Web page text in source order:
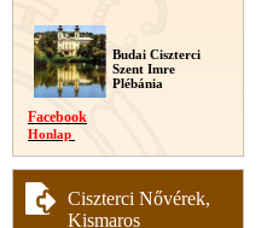
Budai Ciszterci
Szent Imre
Plébánia
Facebook
Honlap
Ciszterci Nővérek,
Kismaros